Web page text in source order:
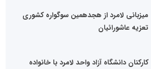
میزبانی لامرد از هجدهمین سوگواره کشوری
تعزیه عاشورائیان
کارکنان دانشگاه آزاد واحد لامرد با خانواده